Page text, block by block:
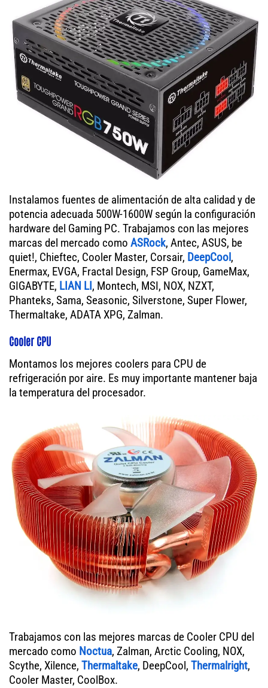
Instalamos fuentes de alimentación de alta calidad y de
potencia adecuada 500W-1600W según la configuración
hardware del Gaming PC. Trabajamos con las mejores
marcas del mercado como ASRock, Antec, ASUS, be
quiet!, Chieftec, Cooler Master, Corsair, DeepCool,
Enermax, EVGA, Fractal Design, FSP Group, GameMax,
GIGABYTE, LIAN LI, Montech, MSI, NOX, NZXT,
Phanteks, Sama, Seasonic, Silverstone, Super Flower,
Thermaltake, ADATA XPG, Zalman.
Cooler CPU
Montamos los mejores coolers para CPU de
refrigeración por aire. Es muy importante mantener baja
la temperatura del procesador.
Trabajamos con las mejores marcas de Cooler CPU del
mercado como Noctua, Zalman, Arctic Cooling, NOX,
Scythe, Xilence, Thermaltake, DeepCool, Thermalright,
Cooler Master, CoolBox.